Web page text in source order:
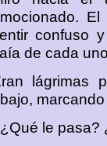
confuso
de cada
lágrimas
le pasa?